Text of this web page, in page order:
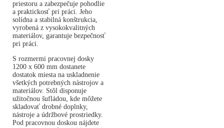
priestoru a zabezpečuje pohodlie
a praktickosť pri práci. Jeho
solídna a stabilná konštrukcia,
vyrobená z vysokokvalitných
materiálov, garantuje bezpečnosť
pri práci.
S rozmermi pracovnej dosky
1200 x 600 mm dostanete
dostatok miesta na uskladnenie
všetkých potrebných nástrojov a
materiálov. Stôl disponuje
užitočnou šufládou, kde môžete
skladovať drobné doplnky,
nástroje a údržbové prostriedky.
Pod pracovnou doskou nájdete